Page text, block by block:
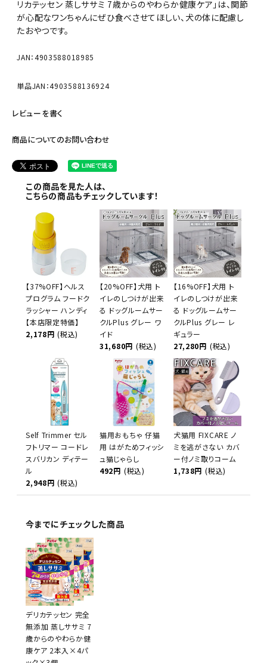
リカテッセン 蒸しササミ 7歳からのやわらか健康ケア」は、関節
が心配なワンちゃんにぜひ食べさせてほしい、犬の体に配慮し
たおやつです。
JAN：4903588018985
単品JAN：4903588136924
レビューを書く
商品についてのお問い合わせ
この商品を見た人は、
こちらの商品もチェックしています！
【37%OFF】ヘルス
プログラム フードク
ラッシャー ハンディ
【本店限定特価】
2,178円 (税込)
【20%OFF】犬用 ト
イレのしつけが出来
る ドッグルームサー
クルPlus グレー ワ
イド
31,680円 (税込)
【16%OFF】犬用 ト
イレのしつけが出来
る ドッグルームサー
クルPlus グレー レ
ギュラー
27,280円 (税込)
Self Trimmer セル
フトリマー コードレ
スバリカン ディテー
ル
2,948円 (税込)
猫用おもちゃ 仔猫
用 はがためフィッシ
ュ猫じゃらし
492円 (税込)
犬猫用 FIXCARE ノ
ミを逃がさない カバ
ー付ノミ取りコーム
1,738円 (税込)
今までにチェックした商品
デリカテッセン 完全
無添加 蒸しササミ 7
歳からのやわらか健
康ケア 2本入×4パ